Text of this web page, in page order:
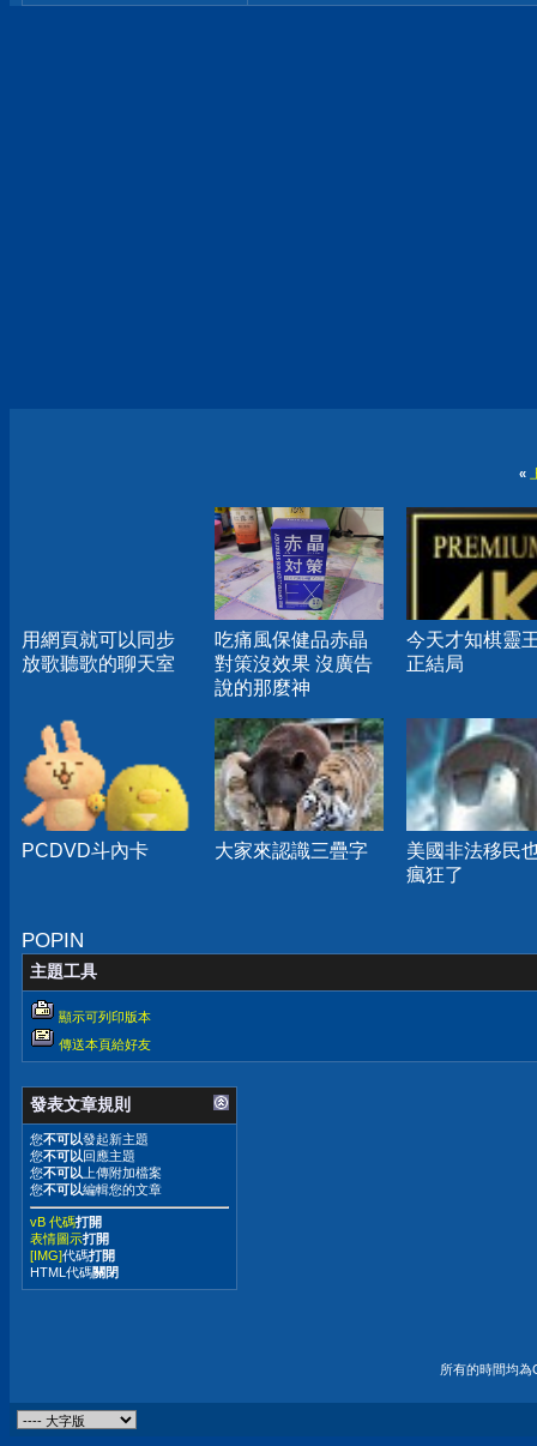
«
用網頁就可以同步
放歌聽歌的聊天室
吃痛風保健品赤晶
對策沒效果 沒廣告
說的那麼神
今天才知棋靈
正結局
PCDVD斗內卡 大家來認識三疊字
美國非法移民
瘋狂了
POPIN
主題工具
顯示可列印版本
傳送本頁給好友
發表文章規則
您不可以發起新主題
您不可以 回應主題
您不可以 上傳附加檔案
您不可以編輯您的文章
vB 代碼打開
表情圖示打開
[IMG]代碼打開
HTML代碼關閉
所有的時間均為